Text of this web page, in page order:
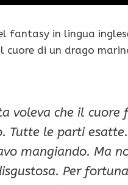
fantasy in lingua
cuore di un drago
voleva che il cuore
Tutte le parti
mangiando. Ma
Per